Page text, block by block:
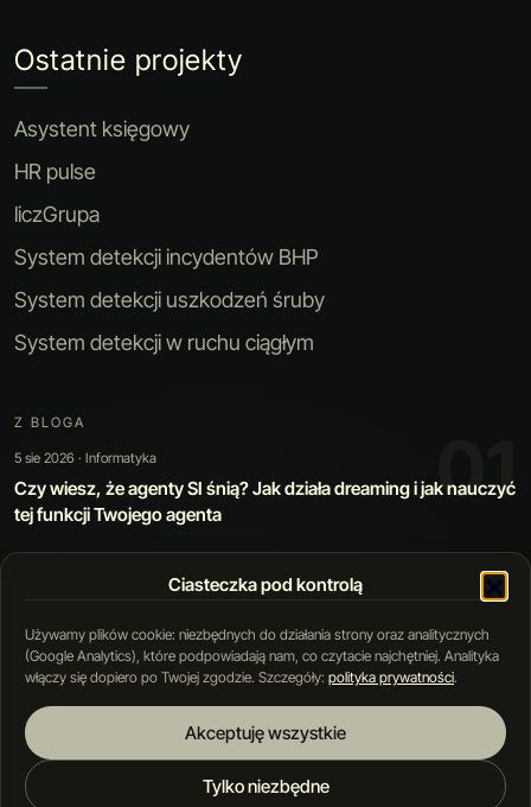
Ciasteczka pod kontrolą
Używamy plików cookie: niezbędnych do działania strony oraz analitycznych
(Google Analytics), które podpowiadają nam, co czytacie najchętniej. Analityka
włączy się dopiero po Twojej zgodzie. Szczegóły: polityka prywatności.
Akceptuję wszystkie
Tylko niezbędne
Ostatnie projekty
Asystent księgowy
HR pulse
liczGrupa
System detekcji incydentów BHP
System detekcji uszkodzeń śruby
System detekcji w ruchu ciągłym
Z BLOGA 01
5 sie 2026 · Informatyka
Czy wiesz, że agenty SI śnią? Jak działa dreaming i jak nauczyć
tej funkcji Twojego agenta
Blog Polityka prywatności
Regulamin
© 2026 MOTZNY PROJEKT Sp. z o. o. Wszystkie